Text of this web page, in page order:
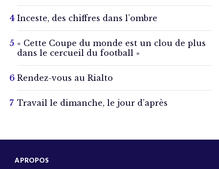
Inceste, des chiffres dans l’ombre
« Cette Coupe du monde est un clou de plus
dans le cercueil du football »
Rendez-vous au Rialto
Travail le dimanche, le jour d’après
A PROPOS